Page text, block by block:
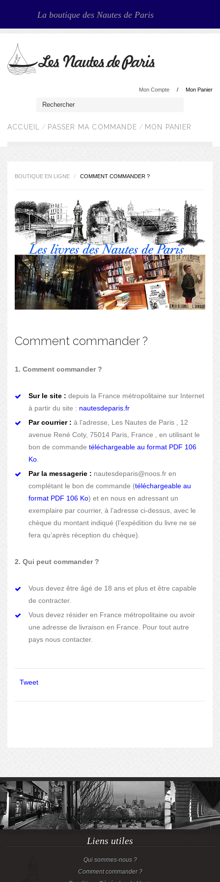
La boutique des Nautes de Paris
Mon Panier
Mon Compte
ACCUEIL PASSER MA COMMANDE MON PANIER
BOUTIQUE EN LIGNE COMMENT COMMANDER ?
Comment commander ?
1. Comment commander ?
Sur le site : depuis la France métropolitaine sur Internet
à partir du site : nautesdeparis.fr
Par courrier : à l’adresse, Les Nautes de Paris , 12
avenue René Coty, 75014 Paris, France , en utilisant le
bon de commande téléchargeable au format PDF 106
Ko
Par la messagerie : nautesdeparis@noos.fr en
complétant le bon de commande (téléchargeable au
format PDF 106 Ko) et en nous en adressant un
exemplaire par courrier, à l’adresse ci-dessus, avec le
chèque du montant indiqué (l’expédition du livre ne se
fera qu’après réception du chèque).
2. Qui peut commander ?
Vous devez être âgé de 18 ans et plus et être capable
de contracter.
Vous devez résider en France métropolitaine ou avoir
une adresse de livraison en France. Pour tout autre
pays nous contacter.
Tweet
Liens utiles
Qui sommes-nous ?
Comment commander ?